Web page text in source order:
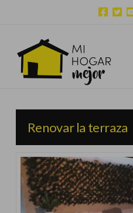
Renovar la terraza